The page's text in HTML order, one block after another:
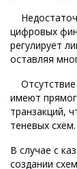
цифровых
регулирует
оставляя
Отсутствие
имеют
транзакций,
теневых схем.
В случае с
создании